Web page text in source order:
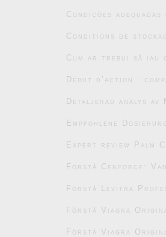
Condições
Conditions de
Cum ar trebui să iau
Début d’action :
Detaljerad analys av
Empfohlene
Expert review Palm
Förstå Cenforce:
Förstå Levitra
Förstå Viagra
Förstå Viagra